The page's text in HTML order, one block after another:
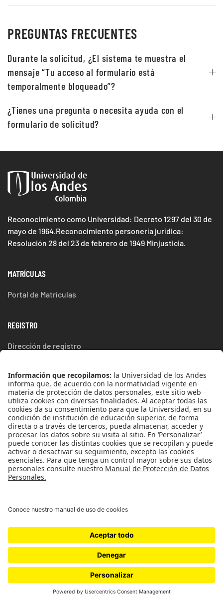
PREGUNTAS FRECUENTES
Durante la solicitud, ¿El sistema te muestra el
mensaje “Tu acceso al formulario está
temporalmente bloqueado”?
¿Tienes una pregunta o necesita ayuda con el
formulario de solicitud?
Reconocimiento como Universidad: Decreto 1297 del 30 de
mayo de 1964.Reconocimiento personería jurídica:
Resolución 28 del 23 de febrero de 1949 Minjusticia.
MATRÍCULAS
Portal de Matrículas
REGISTRO
Dirección de registro
ESTUDIA EN UNIANDES
Aspirantes Uniandes
DECANATURA
Decanatura de estudiantes
©DERECHOS RESERVADOS UNIVERSIDAD DE LOS ANDES